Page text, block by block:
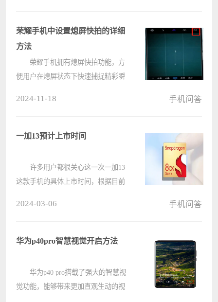
选项卡查看 iphone 当前位置和过去
????
荣耀手机中设置熄屏快拍的详细
方法
荣耀手机拥有熄屏快拍功能，方
便用户在熄屏状态下快速捕捉精彩瞬
的设置方法。请继续阅读下文了解详
2024-11-18 手机问答
一加13预计上市时间
许多用户都很关心这一次一加13
这款手机的具体上市时间，根据目前
年的10月份。 一加13预计上市
2024-03-06 手机问答
华为p40pro智慧视觉开启方法
华为p40 pro搭载了强大的智慧视
觉功能，能够带来更加直观生动的视